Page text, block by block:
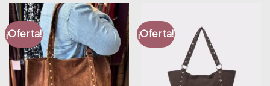
¡Oferta! ¡Oferta!